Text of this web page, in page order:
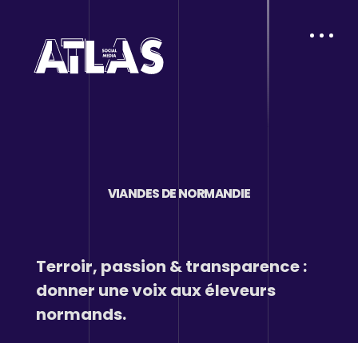
VIANDES DE NORMANDIE
Terroir, passion & transparence :
donner une voix aux éleveurs
normands.